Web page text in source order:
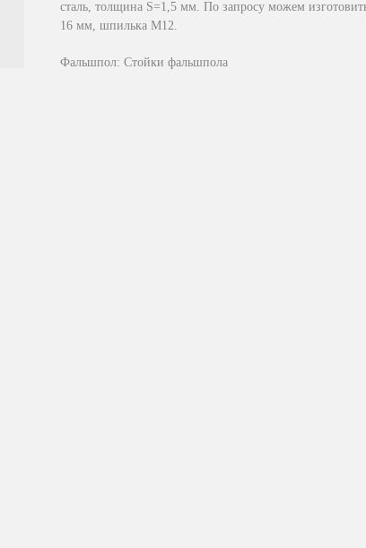
сталь, толщина S=1,5 мм. По запросу можем
16 мм, шпилька М12.
Фальшпол: Стойки фальшпола